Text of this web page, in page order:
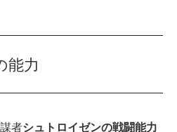
能力
者シュトロイゼンの戦闘能力